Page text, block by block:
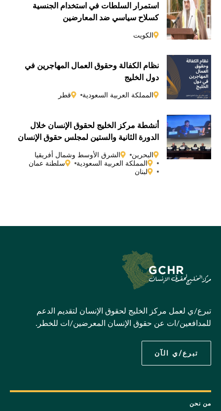
استمرار السلطات في استخدام الجنسية
كسلاحٍ سياسي ضد المعارضين
الكويت
نظام الكفالة وحقوق العمال المهاجرين في
دول الخليج
المملكة العربية السعودية قطر
أنشطة مركز الخليج لحقوق الإنسان خلال
الدورة الثانية والستين لمجلس حقوق الإنسان
التابع للأمم المتحدة
البحرين
الشرق الأوسط وشمال أفريقيا
المملكة العربية السعودية
سلطنة عمان
لبنان
تبرع/ي لعمل مركز الخليج لحقوق الإنسان لتقديم الدعم
للمدافعين/ات عن حقوق الإنسان المعرضين/ات للخطر.
تبرع/ي الآن
من نحن